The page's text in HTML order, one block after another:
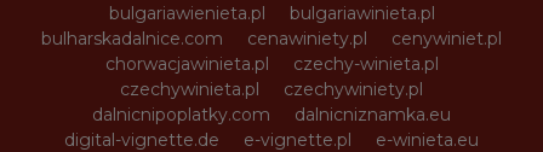
bulgariawienieta.pl
bulgariawinieta.pl
bulharskadalnice.com
cenawiniety.pl
cenywiniet.pl
chorwacjawinieta.pl
czechy-winieta.pl
czechywinieta.pl
czechywiniety.pl
dalnicnipoplatky.com
dalnicniznamka.eu
digital-vignette.de
e-vignette.pl
e-winieta.eu